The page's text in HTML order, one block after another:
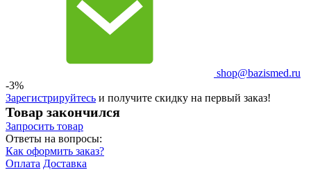
shop@bazismed.ru
-3%
Зарегистрируйтесь и получите скидку на первый заказ!
Товар закончился
Запросить товар
Ответы на вопросы:
Как оформить заказ?
Оплата Доставка